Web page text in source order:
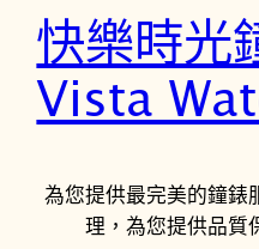
快樂時光
Vista
為您提供最完美的鐘錶
理，為您提供品質